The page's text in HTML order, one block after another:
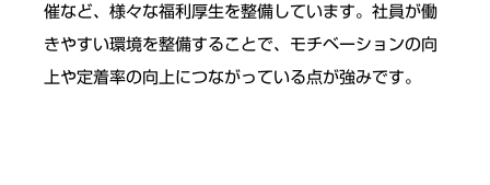
催など、様々な福利厚生を整備しています。社員が働
きやすい環境を整備することで、モチベーションの向
上や定着率の向上につながっている点が強みです。